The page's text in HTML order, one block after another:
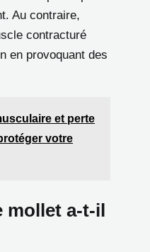
Au contraire,
contracturé
en provoquant des
et perte
votre
a-t-il